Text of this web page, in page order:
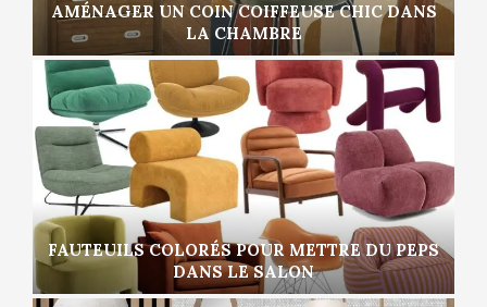
AMÉNAGER UN COIN COIFFEUSE CHIC DANS
LA CHAMBRE
FAUTEUILS COLORÉS POUR METTRE DU PEPS
DANS LE SALON